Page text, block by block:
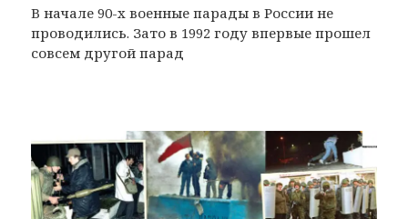
В начале 90-х военные парады в России не
проводились. Зато в 1992 году впервые прошел
совсем другой парад